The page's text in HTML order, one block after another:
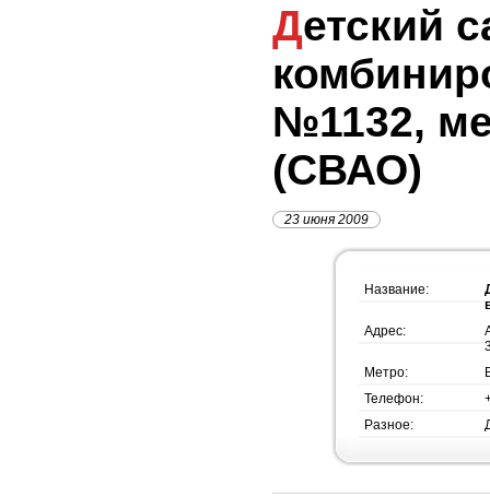
Детский сад
№1132,
(СВАО)
23 июня 2009
Название:
Адрес:
Метро:
Телефон:
Разное: